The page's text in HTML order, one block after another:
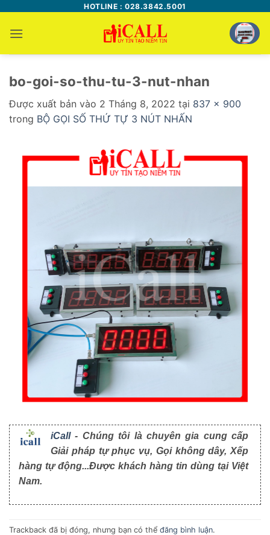
nội
dung
HOTLINE : 028.3842.5001
bo-goi-so-thu-tu-3-nut-nhan
Được xuất bản vào 2 Tháng 8, 2022 tại 837 × 900
trong BỘ GỌI SỐ THỨ TỰ 3 NÚT NHẤN
iCall- Chúng tôi là chuyên gia cung cấp
Giải pháp tự phục vụ, Gọi không dây, Xếp
hàng tự động...Được khách hàng tin dùng tại Việt
Nam.
Trackback đã bị đóng, nhưng bạn có thể đăng bình luận.